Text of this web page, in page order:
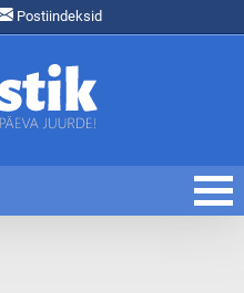
Postiindeksid